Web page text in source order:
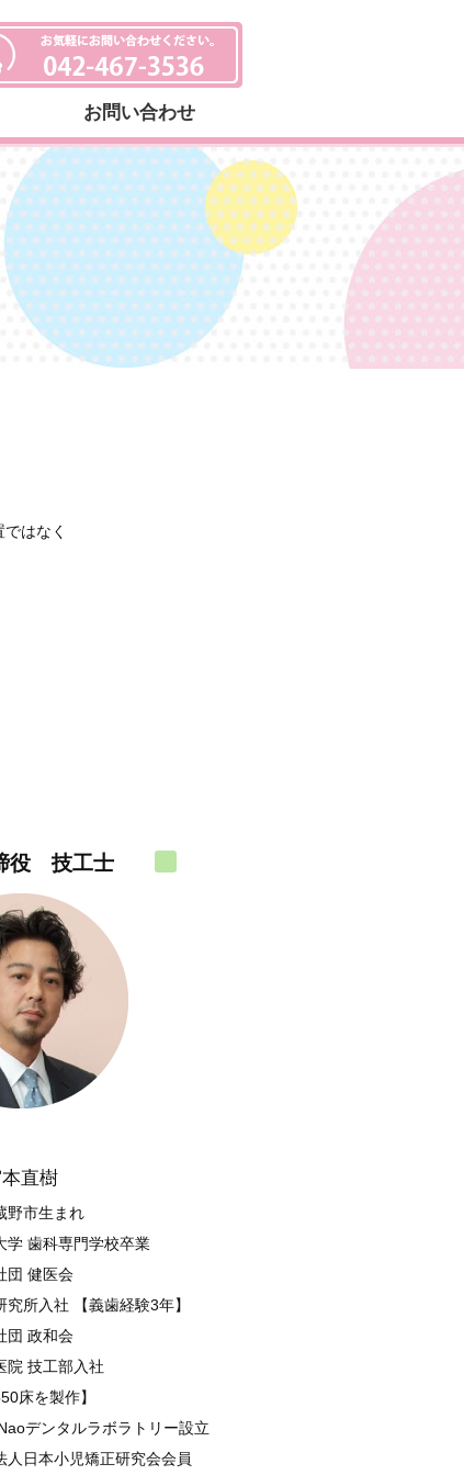
お問い合わせ
はなく
役 技工士
直樹
野市生まれ
学 歯科専門学校卒業
団 健医会
究所入社 【義歯経験3年】
団 政和会
院 技工部入社
床を製作】
デンタルラボラトリー設立
人日本小児矯正研究会会員